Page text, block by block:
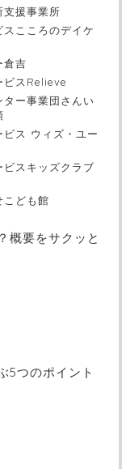
支援事業所
こころのデイケ
倉吉
ビスRelieve
ター事業団さんい
ス ウィズ・ユー
スキッズクラブ
こども館
概要をサクッと
5つのポイント